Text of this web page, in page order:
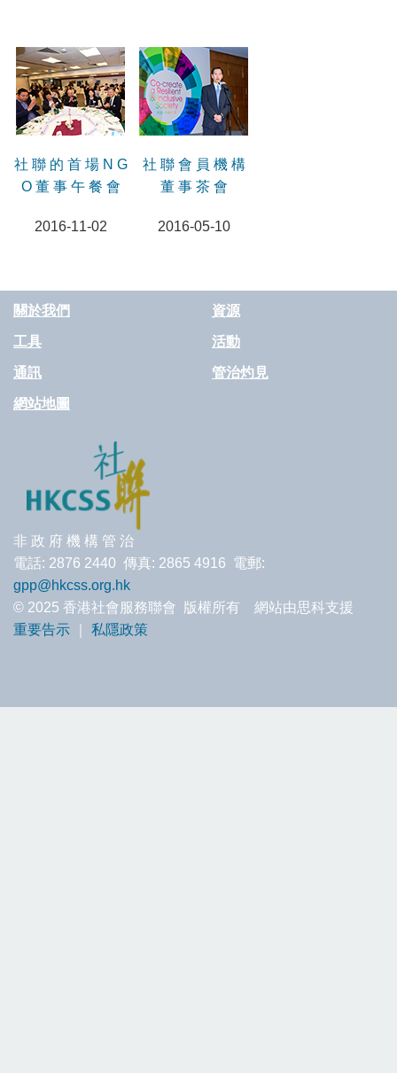
社 聯 的 首 場 N G
O 董 事 午 餐 會
2016-11-02
社 聯 會 員 機 構
董 事 茶 會
2016-05-10
關於我們 資源
工具 活動
通訊 管治灼見
網站地圖
非 政 府 機 構 管 治
電話: 2876 2440 傳真: 2865 4916 電郵:
gpp@hkcss.org.hk
© 2025 香港社會服務聯會 版權所有 網站由思科支援
重要告示
私隱政策